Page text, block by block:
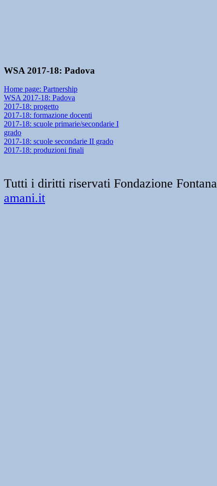
WSA 2017-18: Padova
Home page: Partnership
WSA 2017-18: Padova
2017-18: progetto
2017-18: formazione docenti
2017-18: scuole primarie/secondarie I
grado
2017-18: scuole secondarie II grado
2017-18: produzioni finali
Tutti i diritti riservati Fondazione
amani.it